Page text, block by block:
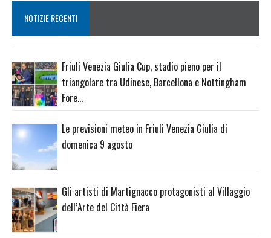
NOTIZIE RECENTI
Friuli Venezia Giulia Cup, stadio pieno per il
triangolare tra Udinese, Barcellona e Nottingham
Fore…
Le previsioni meteo in Friuli Venezia Giulia di
domenica 9 agosto
Gli artisti di Martignacco protagonisti al Villaggio
dell’Arte del Città Fiera